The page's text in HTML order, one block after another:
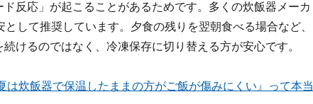
反応」が起こることがあるためです。多くの炊飯器メーカ
して推奨しています。夕食の残りを翌朝食べる場合など、
けるのではなく、冷凍保存に切り替える方が安心です。
は炊飯器で保温したままの方がご飯が傷みにくい』って本当